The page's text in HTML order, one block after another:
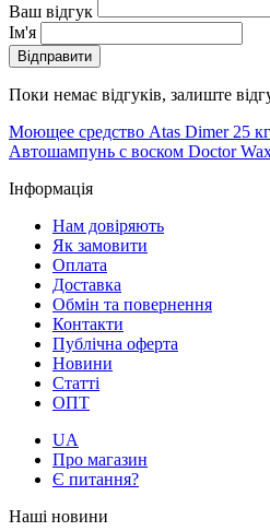
Ваш відгук
Ім'я
Відправити
Поки немає відгуків, залиште
Моющее средство Atas Dimer 25
Автошампунь с воском Doctor
Інформація
Нам довіряють
Як замовити
Оплата
Доставка
Обмін та повернення
Контакти
Публічна оферта
Новини
Статті
ОПТ
UA
Про магазин
Є питання?
Наші новини